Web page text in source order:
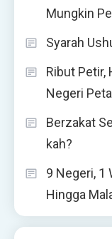
Mungkin
Syarah
Ribut Petir,
Negeri
Berzakat
kah?
9 Negeri, 1
Hingga